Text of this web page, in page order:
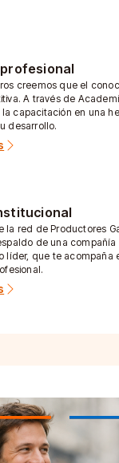
creemos que el
A través de
capacitación en una
desarrollo.
la red de Productores
de una compañía
líder, que te acompaña